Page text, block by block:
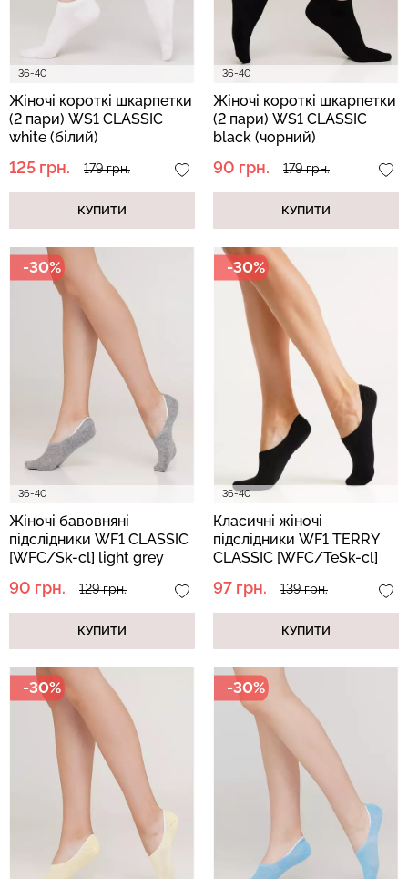
36-40
Жіночі короткі шкарпетки
(2 пари) WS1 CLASSIC
white (білий)
125 грн. 179 грн.
КУПИТИ
36-40
Жіночі короткі шкарпетки
(2 пари) WS1 CLASSIC
black (чорний)
90 грн. 179 грн.
КУПИТИ
36-40
-30%
Жіночі бавовняні
підслідники WF1 CLASSIC
[WFC/Sk-cl] light grey
90 грн. 129 грн.
КУПИТИ
36-40
-30%
Класичні жіночі
підслідники WF1 TERRY
CLASSIC [WFC/TeSk-cl]
97 грн. 139 грн.
КУПИТИ
-30% -30%